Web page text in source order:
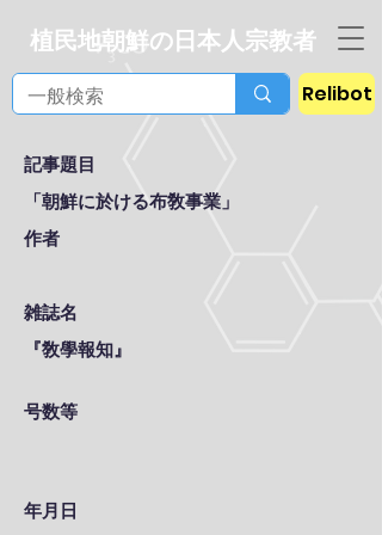
植民地朝鮮の日本人宗教者
Relibot
記事題目
「朝鮮に於ける布敎事業」
作者
雑誌名
『敎學報知』
号数等
年月日